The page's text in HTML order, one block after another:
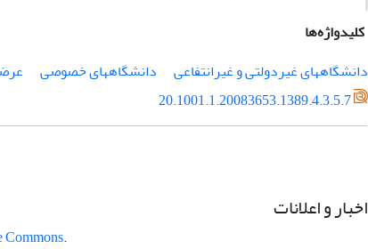
کلیدواژه‌ها
دانشگاههای غیردولتی و غیرانتفاعی
دانشگاههای خصوصی
20.1001.1.20083653.1389.4.3.5.7
اخبار و اعلانات
.This work is licensed under a
Commons